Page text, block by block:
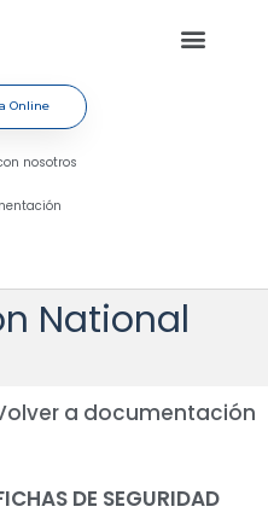
Online
nosotros
National
a documentación
DE SEGURIDAD